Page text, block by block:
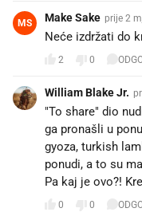
MS Make Sake prije 2
Neće izdržati do
2 0
William Blake Jr.
"To share" dio
ga pronašli u
gyoza, turkish
ponudi, a to su
Pa kaj je ovo?!
0 0